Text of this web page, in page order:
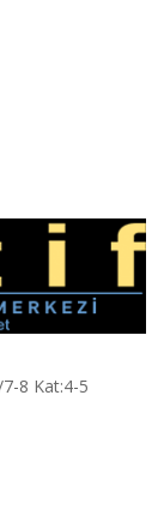
8 Kat:4-5